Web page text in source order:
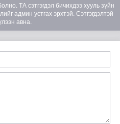
ТА сэтгэгдэл бичихдээ хууль зүйн
админ устгах эрхтэй. Сэтгэгдэлтэй
авна.